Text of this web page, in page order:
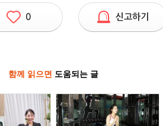
0 신고하기
함께 읽으면 도움되는 글